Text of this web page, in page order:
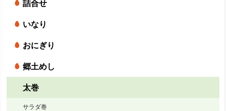
詰合せ
いなり
おにぎり
郷土めし
太巻
サラダ巻